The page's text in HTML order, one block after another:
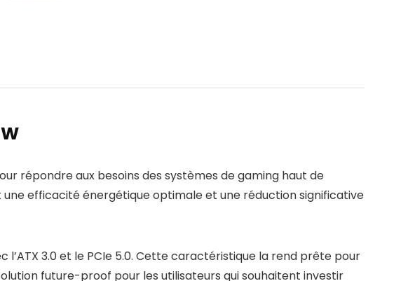
répondre aux besoins des systèmes de gaming haut de
efficacité énergétique optimale et une réduction significative
3.0 et le PCIe 5.0. Cette caractéristique la rend prête pour
future-proof pour les utilisateurs qui souhaitent investir